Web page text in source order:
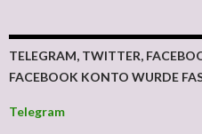
TELEGRAM, TWITTER,
FACEBOOK KONTO WURDE
Telegram